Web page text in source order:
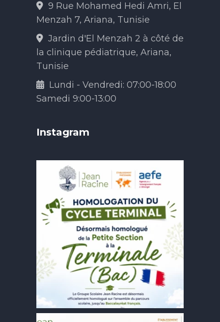
9 Rue Mohamed Hedi Amri, El
Menzah 7, Ariana, Tunisie
Jardin d'El Menzah 2 à côté de
la clinique pédiatrique, Ariana,
Tunisie
Lundi - Vendredi: 07:00-18:00
Samedi 9:00-13:00
Instagram